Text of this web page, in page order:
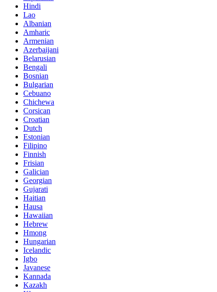
Hindi
Lao
Albanian
Amharic
Armenian
Azerbaijani
Belarusian
Bengali
Bosnian
Bulgarian
Cebuano
Chichewa
Corsican
Croatian
Dutch
Estonian
Filipino
Finnish
Frisian
Galician
Georgian
Gujarati
Haitian
Hausa
Hawaiian
Hebrew
Hmong
Hungarian
Icelandic
Igbo
Javanese
Kannada
Kazakh